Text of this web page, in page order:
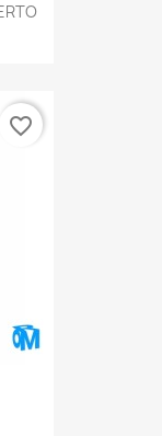
favorite_border